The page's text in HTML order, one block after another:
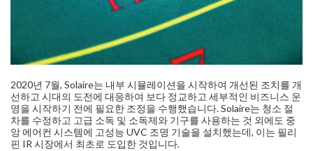
2020년 7월, Solaire는 내부 시뮬레이션을 시작하여 개선된 조치를 개
선하고 시대의 도전에 대응하여 보다 정교하고 세부적인 비즈니스 운
영을 시작하기 전에 필요한 조정을 수행했습니다. Solaire는 청소 절
차를 수정하고 고급 소독 및 소독제와 기구를 사용하는 것 외에도 중
앙 에어컨 시스템에 고성능 UVC 조명 기술을 설치했는데, 이는 필리
핀 IR 시장에서 최초로 도입한 것입니다.